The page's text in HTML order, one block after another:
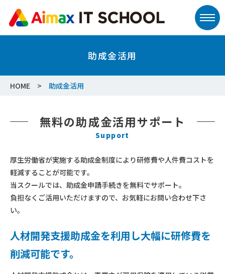
助成金活用
HOME 助成金活用
無料の助成金活用サポート
Support
厚生労働省が実施する助成金制度により研修費や人件費コストを
軽減することが可能です。
当スクールでは、助成金申請手続きを無料でサポート。
負担なくご活用いただけますので、お気軽にお問い合わせ下さ
い。
人材開発支援助成金を利用し大幅に研修費を
削減可能です。